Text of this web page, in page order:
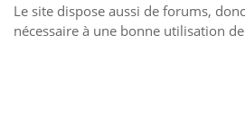
Le site dispose aussi de forums,
nécessaire à une bonne utilisation